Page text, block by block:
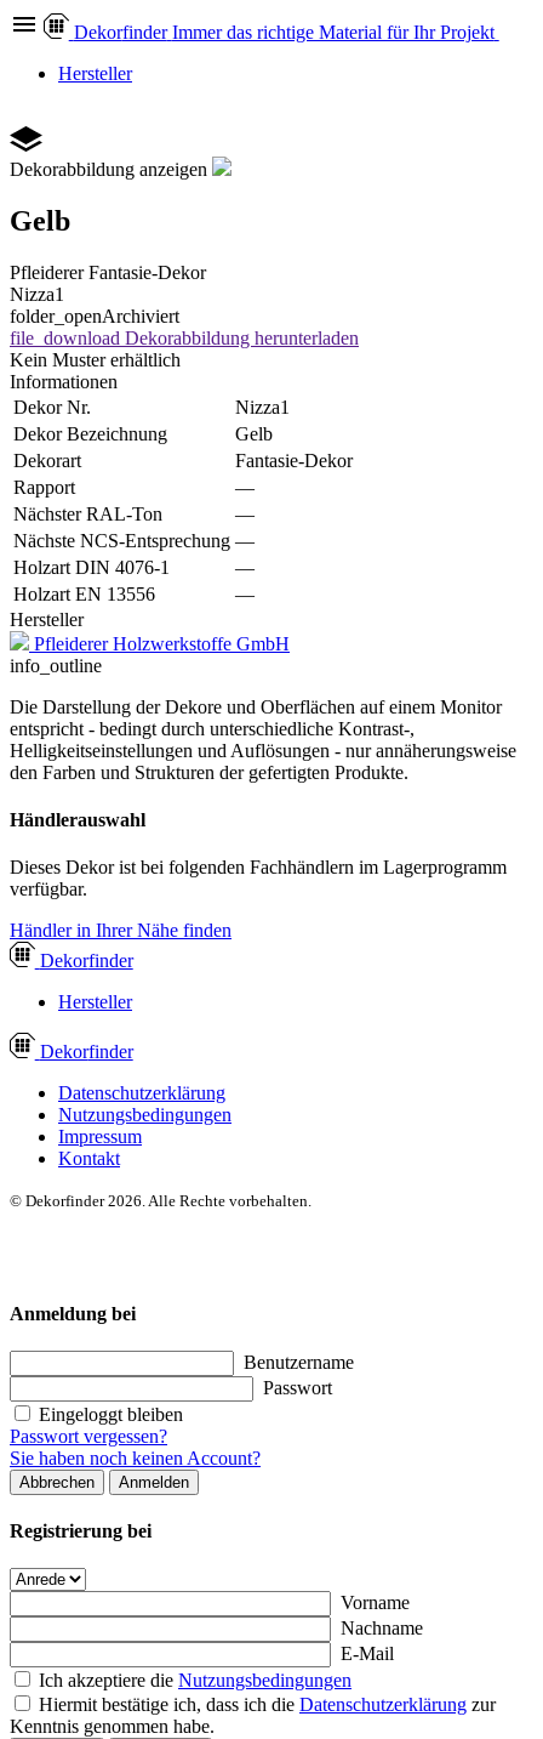
Dekorfinder Immer das richtige Material für Ihr Projekt
Hersteller
Dekorabbildung anzeigen
Gelb
Pfleiderer Fantasie-Dekor
Nizza1
folder_openArchiviert
file_download Dekorabbildung herunterladen
Kein Muster erhältlich
Informationen
Dekor Nr.
Nizza1
Dekor Bezeichnung
Gelb
Dekorart
Fantasie-Dekor
Rapport
—
Nächster RAL-Ton
—
Nächste NCS-Entsprechung —
Holzart DIN 4076-1
—
Holzart EN 13556
—
Hersteller
Pfleiderer Holzwerkstoffe GmbH
info_outline
Die Darstellung der Dekore und Oberflächen auf einem Monitor
entspricht - bedingt durch unterschiedliche Kontrast-,
Helligkeitseinstellungen und Auflösungen - nur annäherungsweise
den Farben und Strukturen der gefertigten Produkte.
Händlerauswahl
Dieses Dekor ist bei folgenden Fachhändlern im Lagerprogramm
verfügbar.
Händler in Ihrer Nähe finden
Dekorfinder
Hersteller
Dekorfinder
Datenschutzerklärung
Nutzungsbedingungen
Impressum
Kontakt
© Dekorfinder 2026. Alle Rechte vorbehalten.
Anmeldung bei
Benutzername
Passwort
Eingeloggt bleiben
Passwort vergessen?
Sie haben noch keinen Account?
Abbrechen Anmelden
Registrierung bei
Vorname
Nachname
E-Mail
Ich akzeptiere die Nutzungsbedingungen
Hiermit bestätige ich, dass ich die Datenschutzerklärung zur
Kenntnis genommen habe.